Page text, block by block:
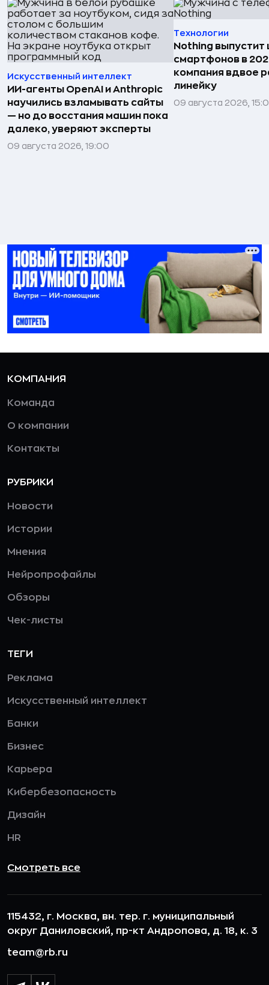
Искусственный интеллект
ИИ-агенты OpenAI и Anthropic
научились взламывать сайты
— но до восстания машин пока
далеко, уверяют эксперты
09 августа 2026, 19:00
Технологии
Nothing выпустит
смартфонов в
компания вдвое
линейку
09 августа 2026,
КОМПАНИЯ
Команда
О компании
Контакты
РУБРИКИ
Новости
Истории
Мнения
Нейропрофайлы
Обзоры
Чек-листы
ТЕГИ
Реклама
Искусственный интеллект
Банки
Бизнес
Карьера
Кибербезопасность
Дизайн
HR
Смотреть все
115432, г. Москва, вн. тер. г. муниципальный
округ Даниловский, пр-кт Андропова, д. 18, к. 3
team@rb.ru